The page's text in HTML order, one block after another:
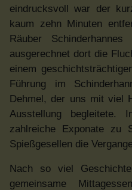
eindrucksvoll war der
kaum zehn Minuten
Räuber
ausgerechnet dort die
einem
Führung im
Dehmel, der uns mit viel
Ausstellung begleitete.
zahlreiche Exponate zu
Spießgesellen die
Nach so viel
gemeinsame